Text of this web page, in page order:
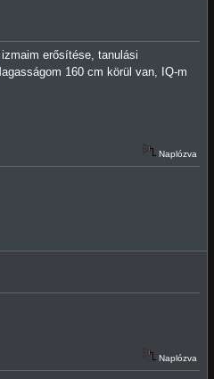
erősítése, tanulási
160 cm körül van, IQ-m
Naplózva
Naplózva